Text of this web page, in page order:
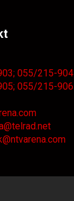
055/215-904
055/215-906